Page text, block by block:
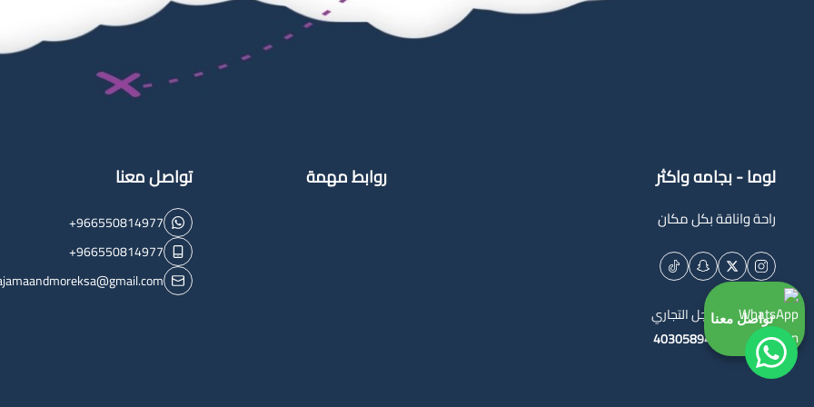
لوما - بجامه واكثر
راحة واناقة بكل مكان
السجل التجاري
4030589444
روابط مهمة تواصل معنا
+966550814977
+966550814977
تواصل معنا